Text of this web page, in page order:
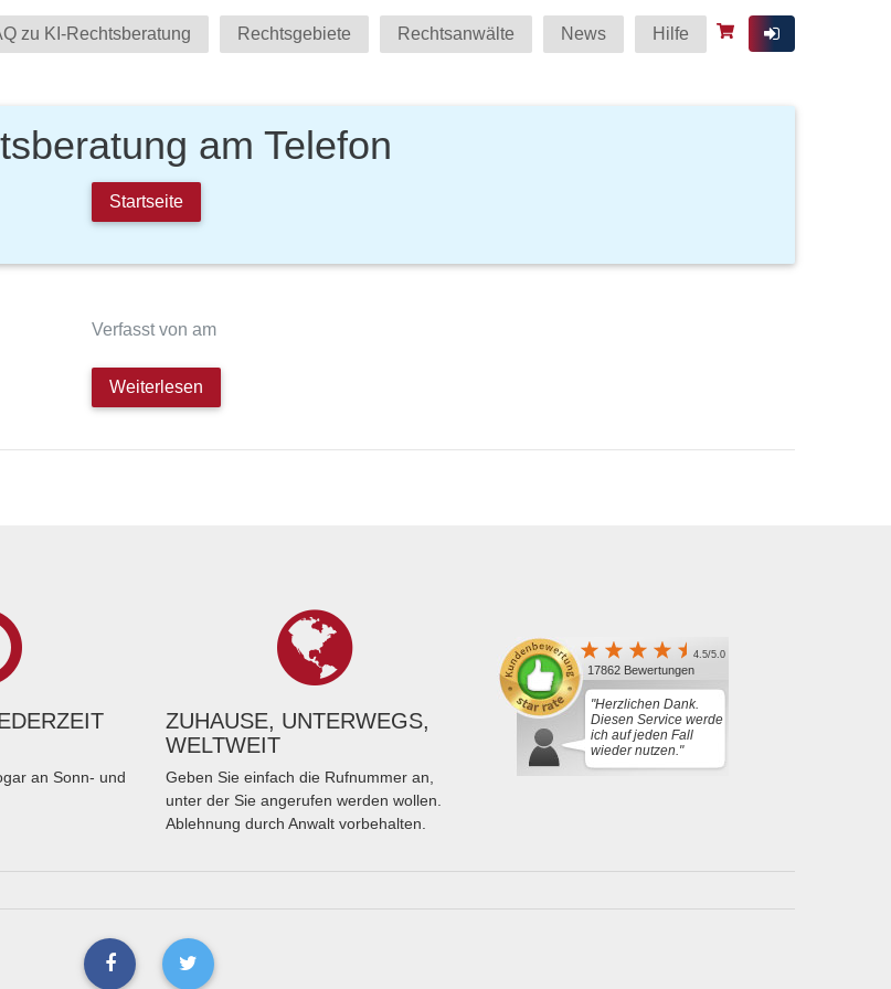
zu KI-Rechtsberatung Rechtsgebiete Rechtsanwälte News Hilfe
am Telefon
Startseite
Verfasst von am
Weiterlesen
an Sonn- und
ZUHAUSE, UNTERWEGS,
WELTWEIT
Geben Sie einfach die Rufnummer an,
unter der Sie angerufen werden wollen.
Ablehnung durch Anwalt vorbehalten.
4.5/5.0
17862 Bewertungen
"Herzlichen Dank.
Diesen Service werde
ich auf jeden Fall
wieder nutzen."